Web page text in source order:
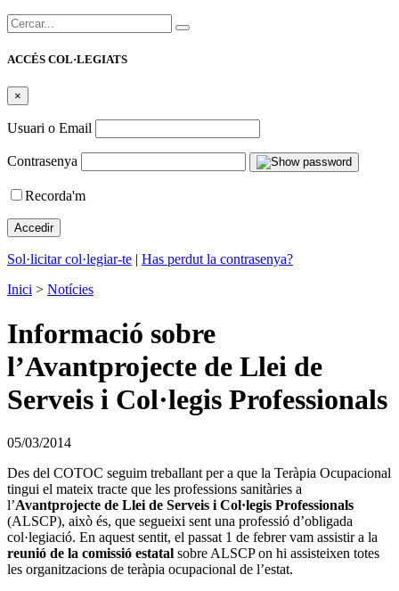
Cercar:
ACCÉS COL·LEGIATS
×
Usuari o Email
Contrasenya
Recorda'm
Sol·licitar col·legiar-te | Has perdut la contrasenya?
Inici > Notícies
Informació sobre
l’Avantprojecte de Llei de
Serveis i Col·legis Professionals
05/03/2014
Des del COTOC seguim treballant per a que la Teràpia Ocupacional
tingui el mateix tracte que les professions sanitàries a
l’Avantprojecte de Llei de Serveis i Col·legis Professionals
(ALSCP), això és, que segueixi sent una professió d’obligada
col·legiació. En aquest sentit, el passat 1 de febrer vam assistir a la
reunió de la comissió estatal sobre ALSCP on hi assisteixen totes
les organitzacions de teràpia ocupacional de l’estat.